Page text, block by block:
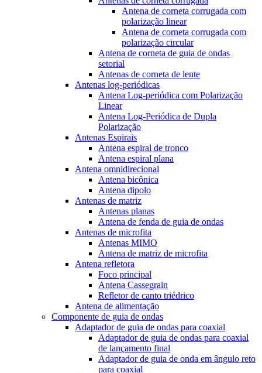
Antena de corneta corrugada com
polarização linear
Antena de corneta corrugada com
polarização circular
Antena de corneta de guia de ondas
setorial
Antenas de corneta de lente
Antenas log-periódicas
Antena Log-periódica com Polarização
Linear
Antena Log-Periódica de Dupla
Polarização
Antenas Espirais
Antena espiral de tronco
Antena espiral plana
Antena omnidirecional
Antena bicônica
Antena dipolo
Antenas de matriz
Antenas planas
Antena de fenda de guia de ondas
Antenas de microfita
Antenas MIMO
Antena de matriz de microfita
Antena refletora
Foco principal
Antena Cassegrain
Refletor de canto triédrico
Antena de alimentação
Componente de guia de ondas
Adaptador de guia de ondas para coaxial
Adaptador de guia de ondas para coaxial
de lançamento final
Adaptador de guia de onda em ângulo reto
para coaxial